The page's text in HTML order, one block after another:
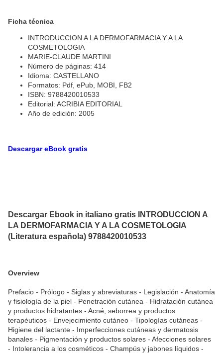
Ficha técnica
INTRODUCCION A LA DERMOFARMACIA Y A LA
COSMETOLOGIA
MARIE-CLAUDE MARTINI
Número de páginas: 414
Idioma: CASTELLANO
Formatos: Pdf, ePub, MOBI, FB2
ISBN: 9788420010533
Editorial: ACRIBIA EDITORIAL
Año de edición: 2005
Descargar eBook gratis
Descargar Ebook in italiano gratis INTRODUCCION A
LA DERMOFARMACIA Y A LA COSMETOLOGIA
(Literatura española) 9788420010533
Overview
Prefacio - Prólogo - Siglas y abreviaturas - Legislación - Anatomía
y fisiología de la piel - Penetración cutánea - Hidratación cutánea
y productos hidratantes - Acné, seborrea y productos
terapéuticos - Envejecimiento cutáneo - Tipologías cutáneas -
Higiene del lactante - Imperfecciones cutáneas y dermatosis
banales - Pigmentación y productos solares - Afecciones solares
- Intolerancia a los cosméticos - Champús y jabones líquidos -